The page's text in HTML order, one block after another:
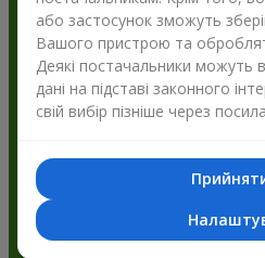
Flowers.ua і
або застосунок зможуть
Вашого пристрою та
Деякі постачальники можуть
дані на підставі законного
свій вибір пізніше через